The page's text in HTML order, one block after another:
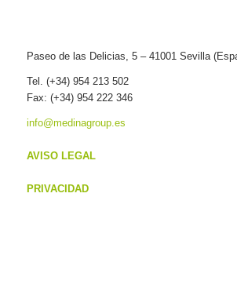
Paseo de las Delicias, 5 – 41001 Sevilla
Tel. (+34) 954 213 502
Fax: (+34) 954 222 346
info@medinagroup.es
AVISO LEGAL
PRIVACIDAD